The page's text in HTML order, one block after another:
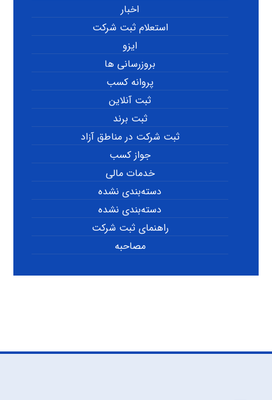
اخبار
استعلام ثبت شرکت
ایزو
بروزرسانی ها
پروانه کسب
ثبت آنلاین
ثبت برند
ثبت شرکت در مناطق آزاد
جواز کسب
خدمات مالی
دسته‌بندی نشده
دسته‌بندی نشده
راهنمای ثبت شرکت
مصاحبه